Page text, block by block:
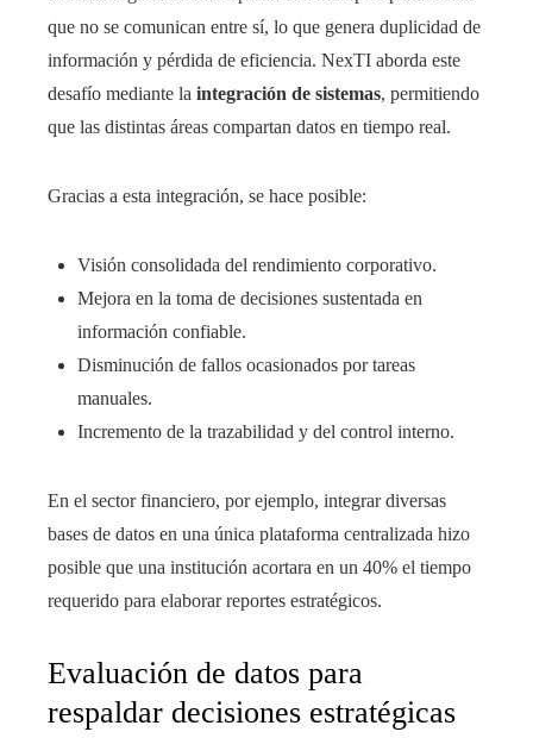
que no se comunican entre sí, lo que genera duplicidad de
información y pérdida de eficiencia. NexTI aborda este
desafío mediante la integración de sistemas, permitiendo
que las distintas áreas compartan datos en tiempo real.
Gracias a esta integración, se hace posible:
Visión consolidada del rendimiento corporativo.
Mejora en la toma de decisiones sustentada en
información confiable.
Disminución de fallos ocasionados por tareas
manuales.
Incremento de la trazabilidad y del control interno.
En el sector financiero, por ejemplo, integrar diversas
bases de datos en una única plataforma centralizada hizo
posible que una institución acortara en un 40% el tiempo
requerido para elaborar reportes estratégicos.
Evaluación de datos para
respaldar decisiones estratégicas